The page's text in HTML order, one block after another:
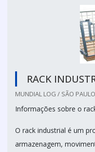
RACK
MUNDIAL LOG / SÃO
Informações sobre o
O rack industrial é um
armazenagem,